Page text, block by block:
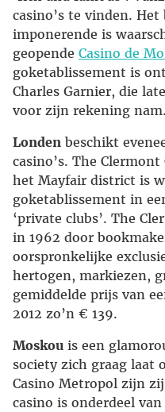
casino’s te vinden.
imponerende is
geopende Casino de
goketablissement is
Charles Garnier, die
voor zijn rekening nam.
Londen beschikt
casino’s. The
het Mayfair district is
goketablissement in
‘private clubs’. The
in 1962 door
oorspronkelijke
hertogen, markiezen,
gemiddelde prijs van
2012 zo’n € 139.
Moskou is een
society zich graag laat
Casino Metropol zijn
casino is onderdeel